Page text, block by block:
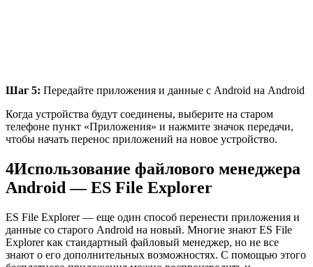
Шаг 5: Передайте приложения и данные с Android на Android
Когда устройства будут соединены, выберите на старом
телефоне пункт «Приложения» и нажмите значок передачи,
чтобы начать перенос приложений на новое устройство.
4Использование файлового менеджера
Android — ES File Explorer
ES File Explorer — еще один способ перенести приложения и
данные со старого Android на новый. Многие знают ES File
Explorer как стандартный файловый менеджер, но не все
знают о его дополнительных возможностях. С помощью этого